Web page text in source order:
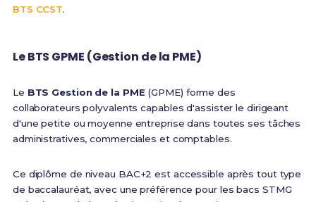
BTS CCST.
Le BTS GPME (Gestion de la PME)
Le BTS Gestion de la PME (GPME) forme des
collaborateurs polyvalents capables d'assister le dirigeant
d'une petite ou moyenne entreprise dans toutes ses tâches
administratives, commerciales et comptables.
Ce diplôme de niveau BAC+2 est accessible après tout type
de baccalauréat, avec une préférence pour les bacs STMG